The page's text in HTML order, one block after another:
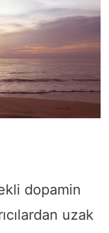
dopamin
uzak